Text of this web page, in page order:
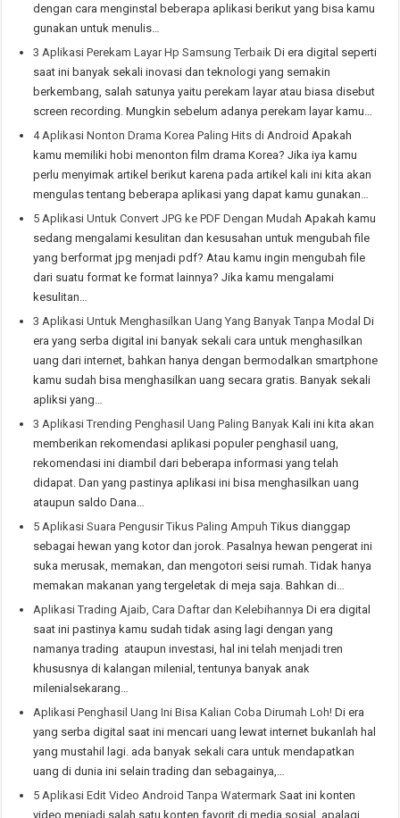
dengan cara menginstal beberapa aplikasi berikut yang bisa kamu
gunakan untuk menulis…
3 Aplikasi Perekam Layar Hp Samsung Terbaik Di era digital seperti
saat ini banyak sekali inovasi dan teknologi yang semakin
berkembang, salah satunya yaitu perekam layar atau biasa disebut
screen recording. Mungkin sebelum adanya perekam layar kamu…
4 Aplikasi Nonton Drama Korea Paling Hits di Android Apakah
kamu memiliki hobi menonton film drama Korea? Jika iya kamu
perlu menyimak artikel berikut karena pada artikel kali ini kita akan
mengulas tentang beberapa aplikasi yang dapat kamu gunakan…
5 Aplikasi Untuk Convert JPG ke PDF Dengan Mudah Apakah kamu
sedang mengalami kesulitan dan kesusahan untuk mengubah file
yang berformat jpg menjadi pdf? Atau kamu ingin mengubah file
dari suatu format ke format lainnya? Jika kamu mengalami
kesulitan…
3 Aplikasi Untuk Menghasilkan Uang Yang Banyak Tanpa Modal Di
era yang serba digital ini banyak sekali cara untuk menghasilkan
uang dari internet, bahkan hanya dengan bermodalkan smartphone
kamu sudah bisa menghasilkan uang secara gratis. Banyak sekali
apliksi yang…
3 Aplikasi Trending Penghasil Uang Paling Banyak Kali ini kita akan
memberikan rekomendasi aplikasi populer penghasil uang,
rekomendasi ini diambil dari beberapa informasi yang telah
didapat. Dan yang pastinya aplikasi ini bisa menghasilkan uang
ataupun saldo Dana…
5 Aplikasi Suara Pengusir Tikus Paling Ampuh Tikus dianggap
sebagai hewan yang kotor dan jorok. Pasalnya hewan pengerat ini
suka merusak, memakan, dan mengotori seisi rumah. Tidak hanya
memakan makanan yang tergeletak di meja saja. Bahkan di…
Aplikasi Trading Ajaib, Cara Daftar dan Kelebihannya Di era digital
saat ini pastinya kamu sudah tidak asing lagi dengan yang
namanya trading ataupun investasi, hal ini telah menjadi tren
khususnya di kalangan milenial, tentunya banyak anak
milenialsekarang…
Aplikasi Penghasil Uang Ini Bisa Kalian Coba Dirumah Loh! Di era
yang serba digital saat ini mencari uang lewat internet bukanlah hal
yang mustahil lagi. ada banyak sekali cara untuk mendapatkan
uang di dunia ini selain trading dan sebagainya,…
5 Aplikasi Edit Video Android Tanpa Watermark Saat ini konten
video menjadi salah satu konten favorit di media sosial, apalagi